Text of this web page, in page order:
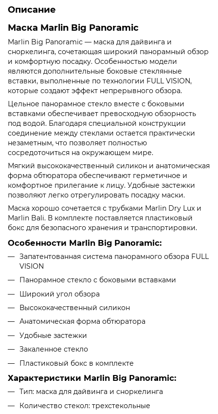
Описание
Маска Marlin Big Panoramic
Marlin Big Panoramic — маска для дайвинга и
сноркелинга, сочетающая широкий панорамный обзор
и комфортную посадку. Особенностью модели
являются дополнительные боковые стеклянные
вставки, выполненные по технологии FULL VISION,
которые создают эффект непрерывного обзора.
Цельное панорамное стекло вместе с боковыми
вставками обеспечивает превосходную обзорность
под водой. Благодаря специальной конструкции
соединение между стеклами остается практически
незаметным, что позволяет полностью
сосредоточиться на окружающем мире.
Мягкий высококачественный силикон и анатомическая
форма обтюратора обеспечивают герметичное и
комфортное прилегание к лицу. Удобные застежки
позволяют легко отрегулировать посадку маски.
Маска хорошо сочетается с трубками Marlin Dry Lux и
Marlin Bali. В комплекте поставляется пластиковый
бокс для безопасного хранения и транспортировки.
Особенности Marlin Big Panoramic:
Запатентованная система панорамного обзора FULL
VISION
Панорамное стекло с боковыми вставками
Широкий угол обзора
Высококачественный силикон
Анатомическая форма обтюратора
Удобные застежки
Закаленное стекло
Пластиковый бокс в комплекте
Характеристики Marlin Big Panoramic:
Тип: маска для дайвинга и сноркелинга
Количество стекол: трехстекольные